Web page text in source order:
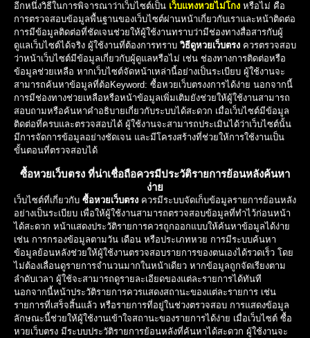
อีกหนึ่งวิธีในการพิจารณาว่าเว็บไซต์เป็น เว็บแทงหวยไม่โกง หรือไม่ คือ
การตรวจสอบข้อมูลพื้นฐานของเว็บไซต์ผ่านหน้าเกี่ยวกับเราและหน้าติดต่อ
การมีข้อมูลติดต่อที่ชัดเจนช่วยให้ผู้ใช้งานทราบว่ามีช่องทางสื่อสารกับผู้
ดูแลเว็บไซต์ได้จริง ผู้ใช้งานที่ต้องการทราบ วิธีดูหวยเว็บตรง ควรตรวจสอบ
ว่าหน้าเว็บไซต์มีข้อมูลเกี่ยวกับผู้ดูแลหรือไม่ เช่น ช่องทางการติดต่อหรือ
ข้อมูลช่วยเหลือ หากเว็บไซต์จัดหน้าเหล่านี้อย่างเป็นระเบียบ ผู้ใช้งานจะ
สามารถค้นหาข้อมูลที่ต้อKeyword: ซื้อหวยเว็บตรงงการได้ง่าย นอกจากนี้
การมีช่องทางช่วยเหลือหรือหน้าข้อมูลเพิ่มเติมยังช่วยให้ผู้ใช้งานสามารถ
สอบถามหรือค้นหาคำอธิบายเกี่ยวกับระบบได้สะดวก เมื่อเว็บไซต์มีข้อมูล
ติดต่อที่ครบและตรวจสอบได้ ผู้ใช้งานจะสามารถประเมินได้ว่าเว็บไซต์นั้น
มีการจัดการข้อมูลอย่างชัดเจน และมีโครงสร้างที่ช่วยให้การใช้งานเป็น
ขั้นตอนที่ตรวจสอบได้
ซื้อหวยเว็บตรง ที่น่าเชื่อถือควรมีประวัติรายการย้อนหลังค้นหา
ง่าย
เว็บไซต์ที่เกี่ยวกับ ซื้อหวยเว็บตรง ควรมีระบบจัดเก็บข้อมูลรายการย้อนหลัง
อย่างเป็นระเบียบ เพื่อให้ผู้ใช้งานสามารถตรวจสอบข้อมูลที่ทำไว้ก่อนหน้า
ได้สะดวก หน้าแสดงประวัติรายการควรถูกออกแบบให้ค้นหาข้อมูลได้ง่าย
เช่น การกรองข้อมูลตามวัน เดือน หรือประเภทหวย การมีระบบค้นหา
ข้อมูลย้อนหลังช่วยให้ผู้ใช้งานตรวจสอบรายการของตนเองได้รวดเร็ว โดย
ไม่ต้องเลื่อนดูรายการจำนวนมากในหน้าเดียว หากข้อมูลถูกจัดเรียงตาม
ลำดับเวลา ผู้ใช้จะสามารถดูรายละเอียดของแต่ละรายการได้ทันที
นอกจากนี้หน้าประวัติรายการควรแสดงสถานะของแต่ละรายการ เช่น
รายการที่เสร็จสิ้นแล้ว หรือรายการที่อยู่ในช่วงตรวจสอบ การแสดงข้อมูล
ลักษณะนี้ช่วยให้ผู้ใช้งานเข้าใจสถานะของรายการได้ง่าย เมื่อเว็บไซต์ ซื้อ
หวยเว็บตรง มีระบบประวัติรายการย้อนหลังที่ค้นหาได้สะดวก ผู้ใช้งานจะ